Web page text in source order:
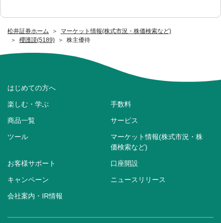
松井証券ホーム
マーケット情報(株式市況・株価検索など)
櫻護謨(5189)
株主優待
はじめての方へ
楽しむ・学ぶ 手数料
商品一覧 サービス
ツール
マーケット情報(株式市況・株
価検索など)
お客様サポート 口座開設
キャンペーン ニュースリリース
会社案内・IR情報